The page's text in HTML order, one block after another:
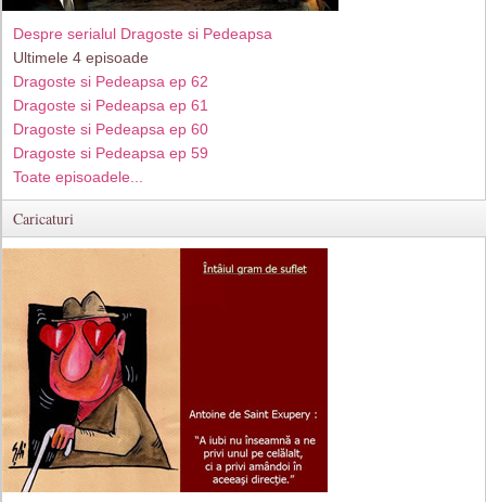
Despre serialul Dragoste si Pedeapsa
Ultimele 4 episoade
Dragoste si Pedeapsa ep 62
Dragoste si Pedeapsa ep 61
Dragoste si Pedeapsa ep 60
Dragoste si Pedeapsa ep 59
Toate episoadele...
Caricaturi